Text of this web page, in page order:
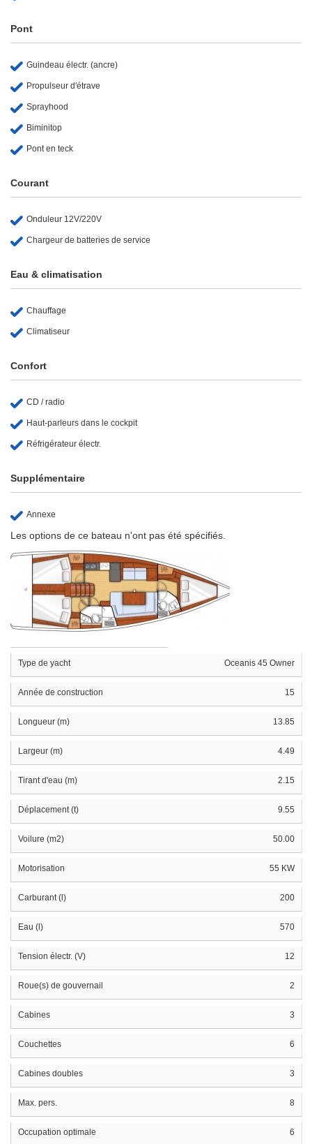
Pont
Guindeau électr. (ancre)
Propulseur d'étrave
Sprayhood
Biminitop
Pont en teck
Courant
Onduleur 12V/220V
Chargeur de batteries de service
Eau & climatisation
Chauffage
Climatiseur
Confort
CD / radio
Haut-parleurs dans le cockpit
Réfrigérateur électr.
Supplémentaire
Annexe
Les options de ce bateau n'ont pas été spécifiés.
Type de yacht Oceanis 45 Owner
Année de construction 15
Longueur (m) 13.85
Largeur (m) 4.49
Tirant d'eau (m) 2.15
Déplacement (t) 9.55
Voilure (m2) 50.00
Motorisation 55 KW
Carburant (l) 200
Eau (l) 570
Tension électr. (V) 12
Roue(s) de gouvernail 2
Cabines 3
Couchettes 6
Cabines doubles 3
Max. pers. 8
Occupation optimale 6